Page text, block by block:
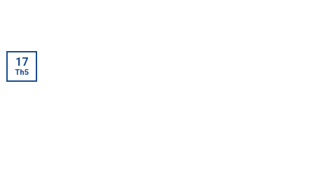
17
Th5